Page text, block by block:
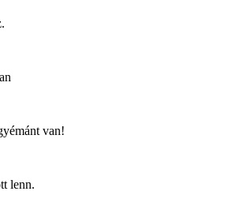
van!
lenn.